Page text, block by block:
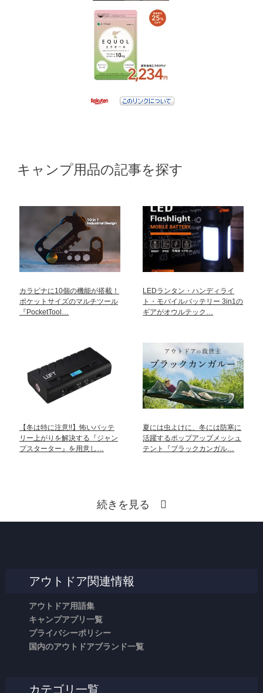
キャンプ用品の記事を探す
カラビナに10個の機能が搭載！
ポケットサイズのマルチツール
『PocketTool…
LEDランタン・ハンディライ
ト・モバイルバッテリー 3in1の
ギアがオウルテック…
【冬は特に注意!!】怖いバッテ
リー上がりを解決する『ジャン
プスターター』を用意し…
夏には虫よけに、冬には防寒に
活躍するポップアップメッシュ
テント『ブラックカンガル…
続きを見る
アウトドア関連情報
アウトドア用語集
キャンプアプリ一覧
プライバシーポリシー
国内のアウトドアブランド一覧
カテゴリ一覧